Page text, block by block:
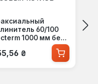
60/100
1000 мм без
для газовых
цена:
₴